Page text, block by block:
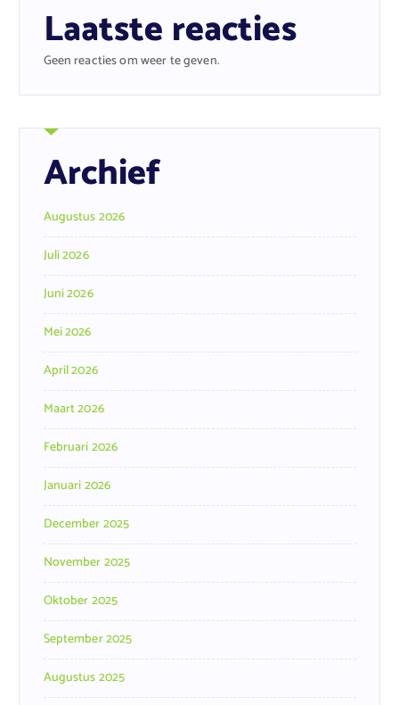
Laatste reacties
Geen reacties om weer te geven.
Archief
Augustus 2026
Juli 2026
Juni 2026
Mei 2026
April 2026
Maart 2026
Februari 2026
Januari 2026
December 2025
November 2025
Oktober 2025
September 2025
Augustus 2025